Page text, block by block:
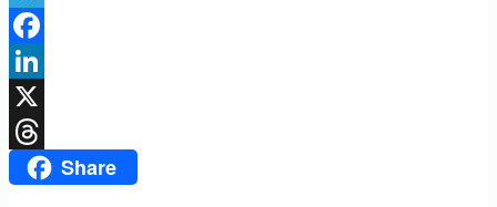
Telegram
Facebook
LinkedIn
X
ThreadsShare